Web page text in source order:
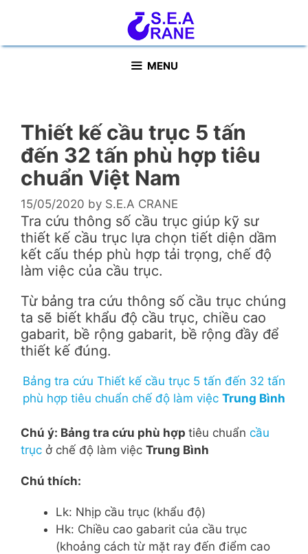
content
MENU
Thiết kế cầu trục 5 tấn
đến 32 tấn phù hợp tiêu
chuẩn Việt Nam
15/05/2020 by S.E.A CRANE
Tra cứu thông số cầu trục giúp kỹ sư
thiết kế cầu trục lựa chọn tiết diện dầm
kết cấu thép phù hợp tải trọng, chế độ
làm việc của cầu trục.
Từ bảng tra cứu thông số cầu trục chúng
ta sẽ biết khẩu độ cầu trục, chiều cao
gabarit, bề rộng gabarit, bề rộng đầy để
thiết kế đúng.
Bảng tra cứu Thiết kế cầu trục 5 tấn đến 32 tấn
phù hợp tiêu chuẩn chế độ làm việc Trung Bình
Chú ý: Bảng tra cứu phù hợp tiêu chuẩn cầu
trục ở chế độ làm việc Trung Bình
Chú thích:
Lk: Nhịp cầu trục (khẩu độ)
Hk: Chiều cao gabarit của cầu trục
(khoảng cách từ mặt ray đến điểm cao